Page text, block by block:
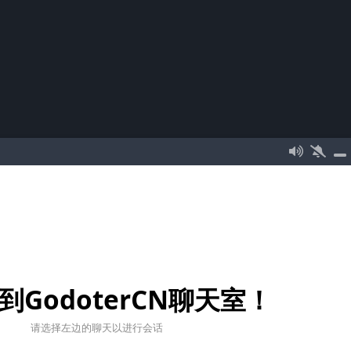
GodoterCN聊天室！
请选择左边的聊天以进行会话